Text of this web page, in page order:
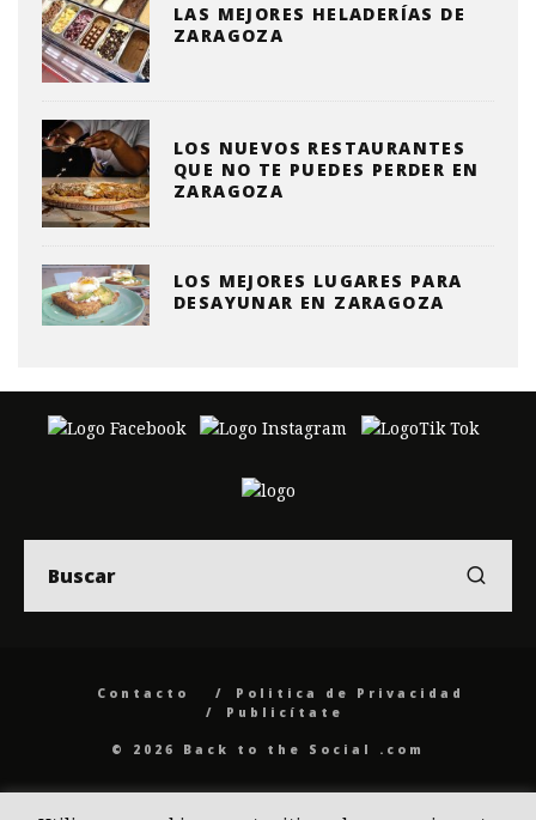
LAS MEJORES HELADERÍAS DE
ZARAGOZA
LOS NUEVOS RESTAURANTES
QUE NO TE PUEDES PERDER EN
ZARAGOZA
LOS MEJORES LUGARES PARA
DESAYUNAR EN ZARAGOZA
Contacto
Politica de Privacidad
Publicítate
© 2026 Back to the Social .com